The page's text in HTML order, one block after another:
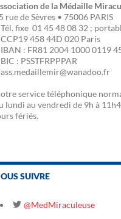
de la Médaille
rue de Sèvres • 75006 PARIS
fixe 01 45 48 08 32 ;
458 44D 020 Paris
: FR81 2004 1000 0119
: PSSTFRPPPAR
service téléphonique
lundi au vendredi de 9h à
fériés.
SUIVRE
@MedMiraculeuse